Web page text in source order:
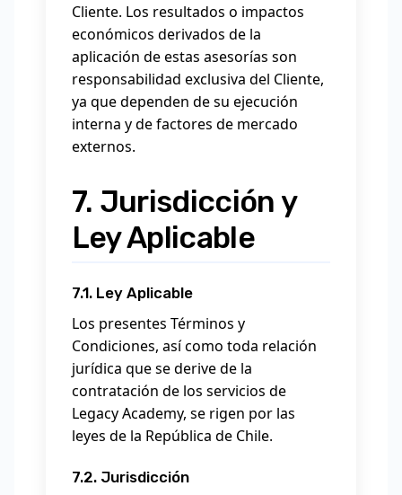
Cliente. Los resultados o impactos
económicos derivados de la
aplicación de estas asesorías son
responsabilidad exclusiva del Cliente,
ya que dependen de su ejecución
interna y de factores de mercado
externos.
7. Jurisdicción y
Ley Aplicable
7.1. Ley Aplicable
Los presentes Términos y
Condiciones, así como toda relación
jurídica que se derive de la
contratación de los servicios de
Legacy Academy, se rigen por las
leyes de la República de Chile.
7.2. Jurisdicción